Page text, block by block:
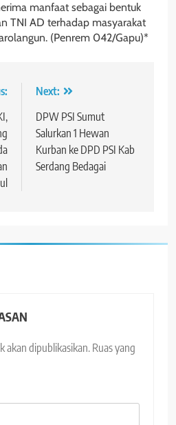
manfaat sebagai bentuk
TNI AD terhadap masyarakat
(Penrem 042/Gapu)*
Next:
DPW PSI Sumut
Salurkan 1 Hewan
Kurban ke DPD PSI Kab
Serdang Bedagai
akan dipublikasikan. Ruas yang